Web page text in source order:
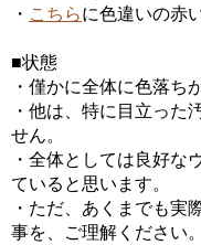
・ こちらに色違いの赤
■状態
・僅かに全体に色落ち
・他は、特に目立った
せん。
・全体としては良好な
ていると思います。
・ただ、あくまでも実
事を、ご理解ください。